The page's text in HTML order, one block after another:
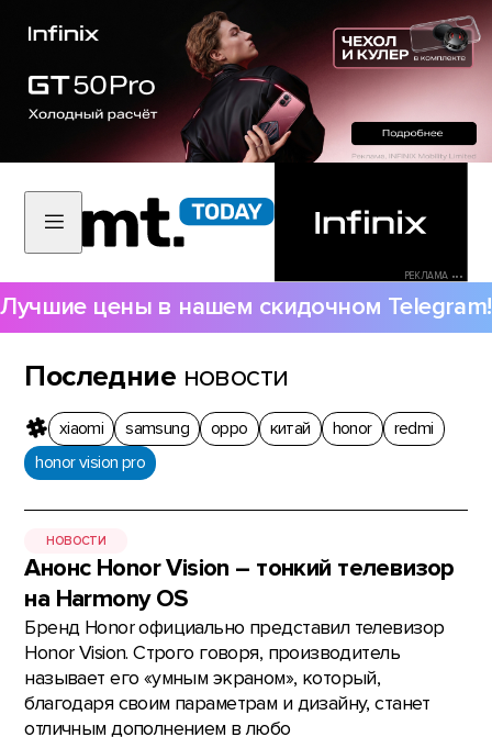
РЕКЛАМА •••
Лучшие цены в нашем скидочном Telegram!
Последние новости
xiaomi samsung oppo китай honor
redmi
honor vision pro
НОВОСТИ
Анонс Honor Vision – тонкий телевизор
на Harmony OS
Бренд Honor официально представил телевизор
Honor Vision. Строго говоря, производитель
называет его «умным экраном», который,
благодаря своим параметрам и дизайну, станет
отличным дополнением в любо